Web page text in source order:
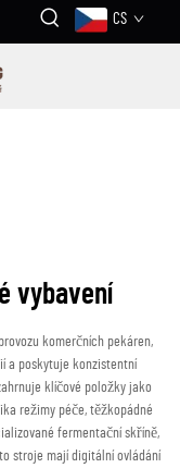
CS
vybavení
komerčních pekáren,
a poskytuje konzistentní
klíčové položky jako
režimy péče, těžkopádné
fermentační skříně,
stroje mají digitální ovládání